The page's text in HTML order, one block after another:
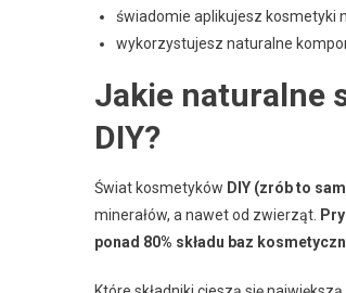
świadomie aplikujesz kosmetyki
wykorzystujesz naturalne
Jakie naturalne
DIY?
Świat kosmetyków DIY (zrób to
minerałów, a nawet od zwierząt.
ponad 80% składu baz